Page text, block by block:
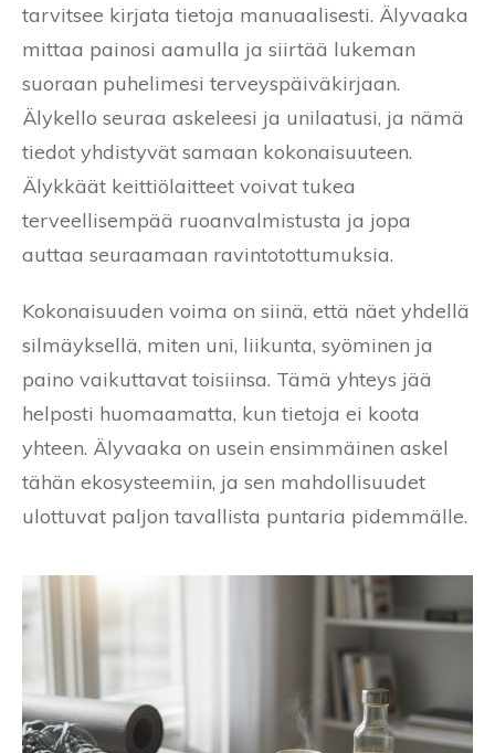
tarvitsee kirjata tietoja manuaalisesti. Älyvaaka
mittaa painosi aamulla ja siirtää lukeman
suoraan puhelimesi terveyspäiväkirjaan.
Älykello seuraa askeleesi ja unilaatusi, ja nämä
tiedot yhdistyvät samaan kokonaisuuteen.
Älykkäät keittiölaitteet voivat tukea
terveellisempää ruoanvalmistusta ja jopa
auttaa seuraamaan ravintotottumuksia.
Kokonaisuuden voima on siinä, että näet yhdellä
silmäyksellä, miten uni, liikunta, syöminen ja
paino vaikuttavat toisiinsa. Tämä yhteys jää
helposti huomaamatta, kun tietoja ei koota
yhteen. Älyvaaka on usein ensimmäinen askel
tähän ekosysteemiin, ja sen mahdollisuudet
ulottuvat paljon tavallista puntaria pidemmälle.